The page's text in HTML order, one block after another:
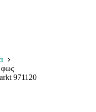
φως
971120